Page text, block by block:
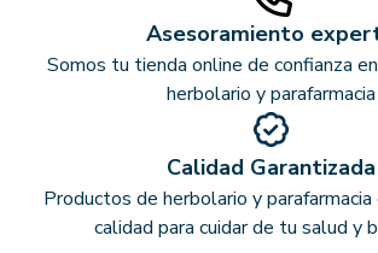
Asesoramiento
Somos tu tienda online de confianza
herbolario y parafarmacia
Calidad Garantizada
Productos de herbolario y
calidad para cuidar de tu salud y